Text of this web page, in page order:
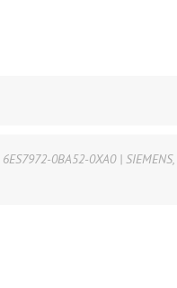
6ES7972-0BA52-0XA0 | SIEMENS,